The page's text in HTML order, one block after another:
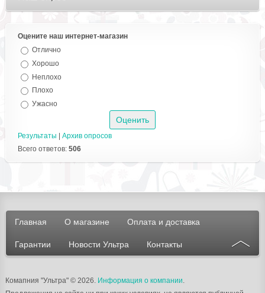
Оцените наш интернет-магазин
Отлично
Хорошо
Неплохо
Плохо
Ужасно
Результаты
Архив опросов
Всего ответов: 506
Главная О магазине Оплата и доставка
Гарантии Новости Ультра Контакты
Комапния "Ультра"© 2026. Информация о компании.